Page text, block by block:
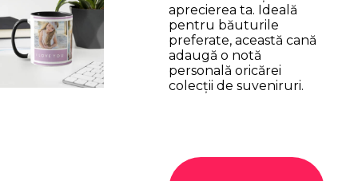
aprecierea ta. Ideală
pentru băuturile
preferate, această cană
adaugă o notă
personală oricărei
colecții de suveniruri.